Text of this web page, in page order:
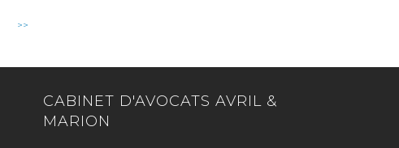
>>
CABINET D'AVOCATS AVRIL &
MARION